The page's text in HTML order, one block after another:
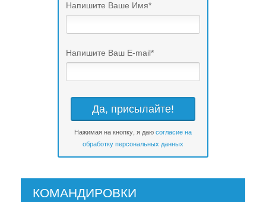
Напишите Ваше Имя*
Напишите Ваш E-mail*
Нажимая на кнопку, я даюсогласие на
обработку персональных данных
КОМАНДИРОВКИ